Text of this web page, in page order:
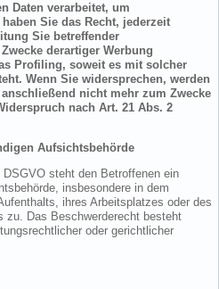
Daten verarbeitet, um
Sie das Recht, jederzeit
Sie betreffender
derartiger Werbung
Profiling, soweit es mit solcher
Wenn Sie widersprechen, werden
anschließend nicht mehr zum Zwecke
nach Art. 21 Abs. 2
Aufsichtsbehörde
steht den Betroffenen ein
insbesondere in dem
ihres Arbeitsplatzes oder des
zu. Das Beschwerderecht besteht
oder gerichtlicher